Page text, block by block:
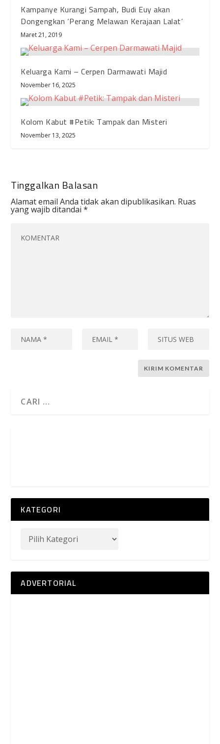
Kampanye Kurangi Sampah, Budi Euy akan
Dongengkan ‘Perang Melawan Kerajaan Lalat’
Maret 21, 2019
Keluarga Kami – Cerpen Darmawati Majid
November 16, 2025
Kolom Kabut #Petik: Tampak dan Misteri
November 13, 2025
Tinggalkan Balasan
Alamat email Anda tidak akan dipublikasikan. Ruas
yang wajib ditandai*
KATEGORI
ADVERTORIAL